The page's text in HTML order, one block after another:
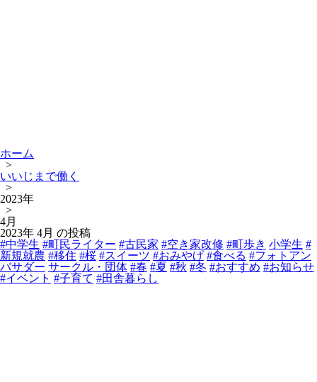
ホーム
>
いいじまで働く
>
2023年
>
4月
2023年 4月 の投稿
#中学生 #町民ライター #古民家 #空き家改修 #町歩き 小学生 #
新規就農 #移住 #桜 #スイーツ #おみやげ #食べる #フォトアン
バサダー サークル・団体 #春 #夏 #秋 #冬 #おすすめ #お知らせ
#イベント #子育て #田舎暮らし